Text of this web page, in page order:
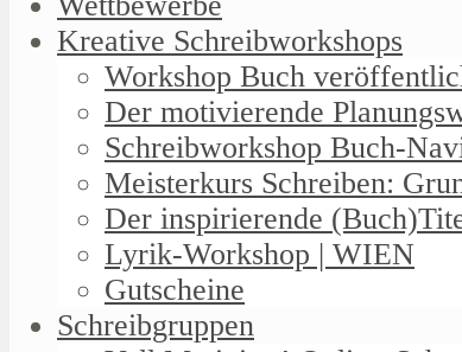
Kreative Schreibworkshops
Workshop Buch
Der motivierende
Schreibworkshop Buch-
Meisterkurs Schreiben:
Der inspirierende
Lyrik-Workshop | WIEN
Gutscheine
Schreibgruppen